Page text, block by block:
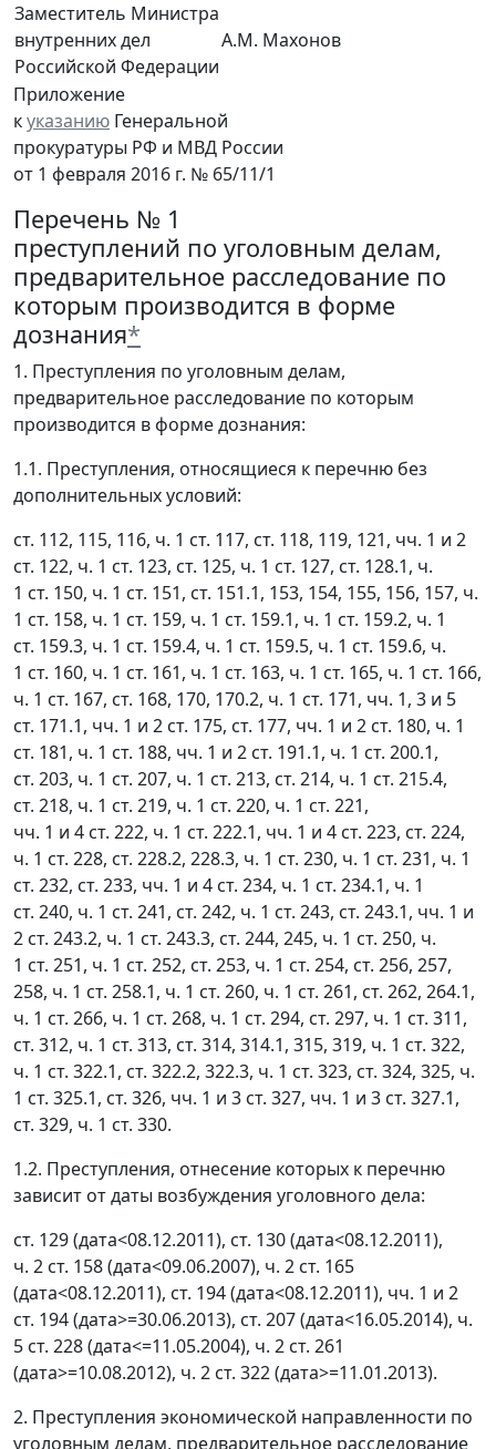
Заместитель Министра
внутренних дел
Российской Федерации
А.М. Махонов
Приложение
куказанию Генеральной
прокуратуры РФ и МВД России
от 1 февраля 2016 г. № 65/11/1
Перечень № 1
преступлений по уголовным делам,
предварительное расследование по
которым производится в форме
дознания*
1. Преступления по уголовным делам,
предварительное расследование по которым
производится в форме дознания:
1.1. Преступления, относящиеся к перечню без
дополнительных условий:
ст. 112, 115, 116, ч. 1 ст. 117, ст. 118, 119, 121, чч. 1 и 2
ст. 122, ч. 1 ст. 123, ст. 125, ч. 1 ст. 127, ст. 128.1, ч.
1 ст. 150, ч. 1 ст. 151, ст. 151.1, 153, 154, 155, 156, 157, ч.
1 ст. 158, ч. 1 ст. 159, ч. 1 ст. 159.1, ч. 1 ст. 159.2, ч. 1
ст. 159.3, ч. 1 ст. 159.4, ч. 1 ст. 159.5, ч. 1 ст. 159.6, ч.
1 ст. 160, ч. 1 ст. 161, ч. 1 ст. 163, ч. 1 ст. 165, ч. 1 ст. 166,
ч. 1 ст. 167, ст. 168, 170, 170.2, ч. 1 ст. 171, чч. 1, 3 и 5
ст. 171.1, чч. 1 и 2 ст. 175, ст. 177, чч. 1 и 2 ст. 180, ч. 1
ст. 181, ч. 1 ст. 188, чч. 1 и 2 ст. 191.1, ч. 1 ст. 200.1,
ст. 203, ч. 1 ст. 207, ч. 1 ст. 213, ст. 214, ч. 1 ст. 215.4,
ст. 218, ч. 1 ст. 219, ч. 1 ст. 220, ч. 1 ст. 221,
чч. 1 и 4 ст. 222, ч. 1 ст. 222.1, чч. 1 и 4 ст. 223, ст. 224,
ч. 1 ст. 228, ст. 228.2, 228.3, ч. 1 ст. 230, ч. 1 ст. 231, ч. 1
ст. 232, ст. 233, чч. 1 и 4 ст. 234, ч. 1 ст. 234.1, ч. 1
ст. 240, ч. 1 ст. 241, ст. 242, ч. 1 ст. 243, ст. 243.1, чч. 1 и
2 ст. 243.2, ч. 1 ст. 243.3, ст. 244, 245, ч. 1 ст. 250, ч.
1 ст. 251, ч. 1 ст. 252, ст. 253, ч. 1 ст. 254, ст. 256, 257,
258, ч. 1 ст. 258.1, ч. 1 ст. 260, ч. 1 ст. 261, ст. 262, 264.1,
ч. 1 ст. 266, ч. 1 ст. 268, ч. 1 ст. 294, ст. 297, ч. 1 ст. 311,
ст. 312, ч. 1 ст. 313, ст. 314, 314.1, 315, 319, ч. 1 ст. 322,
ч. 1 ст. 322.1, ст. 322.2, 322.3, ч. 1 ст. 323, ст. 324, 325, ч.
1 ст. 325.1, ст. 326, чч. 1 и 3 ст. 327, чч. 1 и 3 ст. 327.1,
ст. 329, ч. 1 ст. 330.
1.2. Преступления, отнесение которых к перечню
зависит от даты возбуждения уголовного дела:
ст. 129 (дата<08.12.2011), ст. 130 (дата<08.12.2011),
ч. 2 ст. 158 (дата<09.06.2007), ч. 2 ст. 165
(дата<08.12.2011), ст. 194 (дата<08.12.2011), чч. 1 и 2
ст. 194 (дата>=30.06.2013), ст. 207 (дата<16.05.2014), ч.
5 ст. 228 (дата<=11.05.2004), ч. 2 ст. 261
(дата>=10.08.2012), ч. 2 ст. 322 (дата>=11.01.2013).
2. Преступления экономической направленности по
уголовным делам, предварительное расследование